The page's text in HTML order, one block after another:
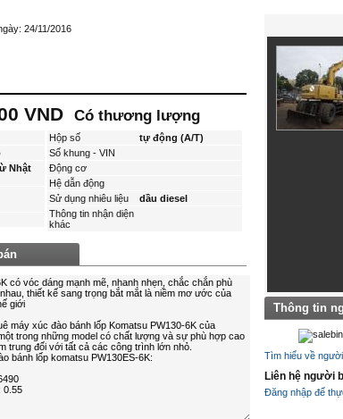
24/11/2016
VND Có thương lượng
Nhật
Hộp số
tự động (A/T)
Số khung - VIN
Động cơ
Hệ dẫn động
Sử dụng nhiêu liệu
dầu diesel
Thông tin nhận diện
khác
Thông tin
Tìm hiểu về
Liên hệ người
Đăng nhập để